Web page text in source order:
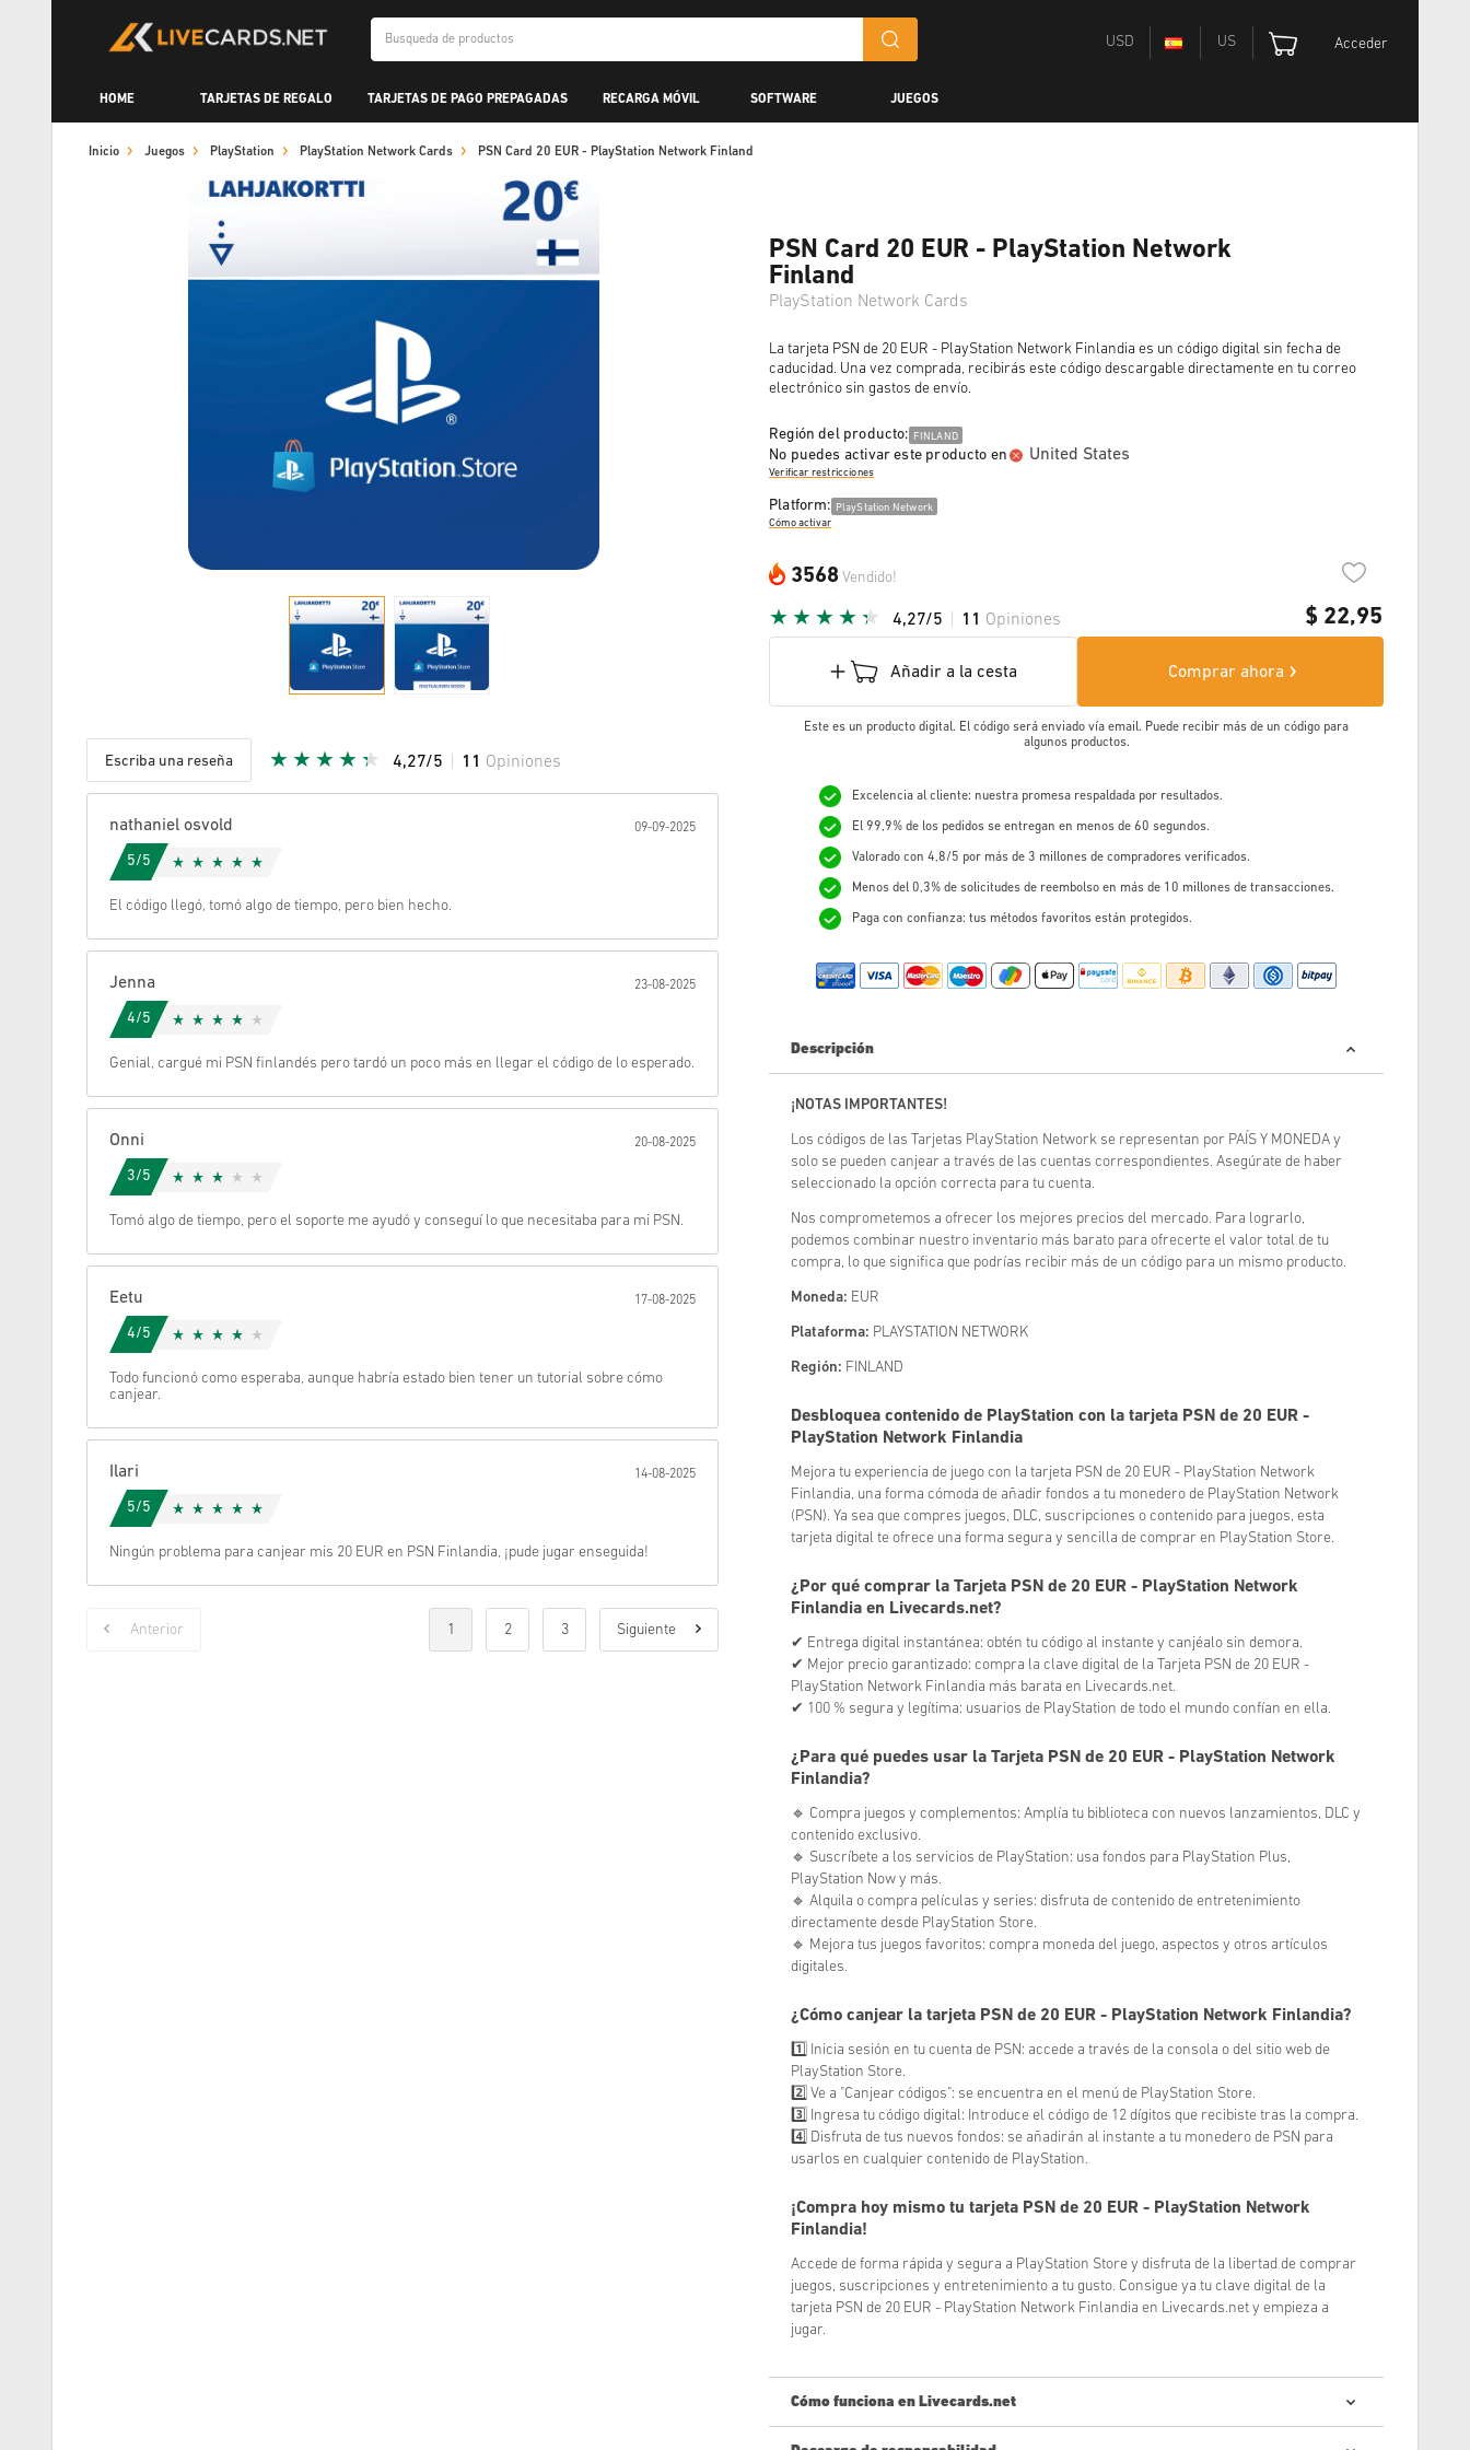
USD US Acceder
HOME TARJETAS DE REGALO TARJETAS DE PAGO PREPAGADAS RECARGA MÓVIL SOFTWARE JUEGOS
Inicio Juegos PlayStation PlayStation Network Cards PSN Card 20 EUR - PlayStation Network Finland
Escriba una reseña 4,27/5 11 Opiniones
Cancelar
nathaniel osvold 09-09-2025
5/5
El código llegó, tomó algo de tiempo, pero bien hecho.
Jenna 23-08-2025
4/5
Genial, cargué mi PSN finlandés pero tardó un poco más en llegar el código de lo esperado.
Onni 20-08-2025
3/5
Tomó algo de tiempo, pero el soporte me ayudó y conseguí lo que necesitaba para mi PSN.
Eetu 17-08-2025
4/5
Todo funcionó como esperaba, aunque habría estado bien tener un tutorial sobre cómo
canjear.
Ilari 14-08-2025
5/5
Ningún problema para canjear mis 20 EUR en PSN Finlandia, ¡pude jugar enseguida!
Anterior 1 2 3 Siguiente
PSN Card 20 EUR - PlayStation Network
Finland
PlayStation Network Cards
La tarjeta PSN de 20 EUR - PlayStation Network Finlandia es un código digital sin fecha de
caducidad. Una vez comprada, recibirás este código descargable directamente en tu correo
electrónico sin gastos de envío.
Región del producto: FINLAND
No puedes activar este producto en United States
Verificar restricciones
Platform: PlayStation Network
Cómo activar
3568 Vendido!
$ 22,95
4,27/5 11 Opiniones
Añadir a la cesta Comprar ahora
Este es un producto digital. El código será enviado vía email. Puede recibir más de un código para
algunos productos.
Excelencia al cliente: nuestra promesa respaldada por resultados.
El 99,9% de los pedidos se entregan en menos de 60 segundos.
Valorado con 4,8/5 por más de 3 millones de compradores verificados.
Menos del 0,3% de solicitudes de reembolso en más de 10 millones de transacciones.
Paga con confianza: tus métodos favoritos están protegidos.
Descripción
¡NOTAS IMPORTANTES!
Los códigos de las Tarjetas PlayStation Network se representan por PAÍS Y MONEDA y
solo se pueden canjear a través de las cuentas correspondientes. Asegúrate de haber
seleccionado la opción correcta para tu cuenta.
Nos comprometemos a ofrecer los mejores precios del mercado. Para lograrlo,
podemos combinar nuestro inventario más barato para ofrecerte el valor total de tu
compra, lo que significa que podrías recibir más de un código para un mismo producto.
Moneda: EUR
Plataforma: PLAYSTATION NETWORK
Región: FINLAND
Desbloquea contenido de PlayStation con la tarjeta PSN de 20 EUR -
PlayStation Network Finlandia
Mejora tu experiencia de juego con la tarjeta PSN de 20 EUR - PlayStation Network
Finlandia, una forma cómoda de añadir fondos a tu monedero de PlayStation Network
(PSN). Ya sea que compres juegos, DLC, suscripciones o contenido para juegos, esta
tarjeta digital te ofrece una forma segura y sencilla de comprar en PlayStation Store.
¿Por qué comprar la Tarjeta PSN de 20 EUR - PlayStation Network
Finlandia en Livecards.net?
✔ Entrega digital instantánea: obtén tu código al instante y canjéalo sin demora.
✔ Mejor precio garantizado: compra la clave digital de la Tarjeta PSN de 20 EUR -
PlayStation Network Finlandia más barata en Livecards.net.
✔ 100 % segura y legítima: usuarios de PlayStation de todo el mundo confían en ella.
¿Para qué puedes usar la Tarjeta PSN de 20 EUR - PlayStation Network
Finlandia?
🔹 Compra juegos y complementos: Amplía tu biblioteca con nuevos lanzamientos, DLC y
contenido exclusivo.
🔹 Suscríbete a los servicios de PlayStation: usa fondos para PlayStation Plus,
PlayStation Now y más.
🔹 Alquila o compra películas y series: disfruta de contenido de entretenimiento
directamente desde PlayStation Store.
🔹 Mejora tus juegos favoritos: compra moneda del juego, aspectos y otros artículos
digitales.
¿Cómo canjear la tarjeta PSN de 20 EUR - PlayStation Network Finlandia?
1️⃣ Inicia sesión en tu cuenta de PSN: accede a través de la consola o del sitio web de
PlayStation Store.
2️⃣ Ve a "Canjear códigos": se encuentra en el menú de PlayStation Store.
3️⃣ Ingresa tu código digital: Introduce el código de 12 dígitos que recibiste tras la compra.
4️⃣ Disfruta de tus nuevos fondos: se añadirán al instante a tu monedero de PSN para
usarlos en cualquier contenido de PlayStation.
¡Compra hoy mismo tu tarjeta PSN de 20 EUR - PlayStation Network
Finlandia!
Accede de forma rápida y segura a PlayStation Store y disfruta de la libertad de comprar
juegos, suscripciones y entretenimiento a tu gusto. Consigue ya tu clave digital de la
tarjeta PSN de 20 EUR - PlayStation Network Finlandia en Livecards.net y empieza a
jugar.
Cómo funciona en Livecards.net